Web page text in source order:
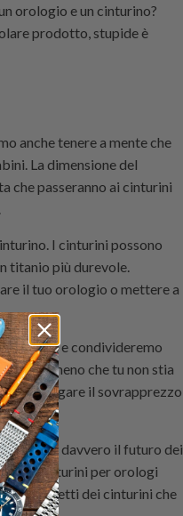
orologio e un cinturino?
prodotto, stupide è
anche tenere a mente che
La dimensione del
che passeranno ai cinturini
I cinturini possono
titanio più durevole.
il tuo orologio o mettere a
orologio e condivideremo
a meno che tu non stia
pagare il sovrapprezzo
sono davvero il futuro dei
dei cinturini per orologi
aspetti dei cinturini che